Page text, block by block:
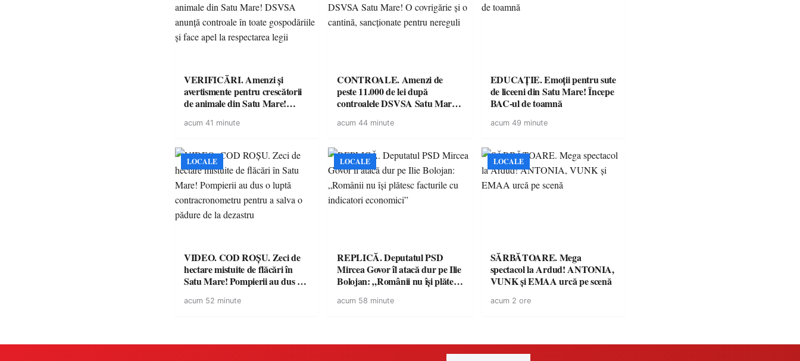
VERIFICĂRI. Amenzi și
avertismente pentru crescătorii
de animale din Satu Mare!
toate gospodăriile și face apel la
acum 41 minute
CONTROALE. Amenzi de
peste 11.000 de lei după
controalele DSVSA Satu Mare!
sancționate pentru nereguli
acum 44 minute
EDUCAȚIE. Emoții pentru sute
de liceeni din Satu Mare! Începe
BAC-ul de toamnă
acum 49 minute
LOCALE
VIDEO. COD ROȘU. Zeci de
hectare mistuite de flăcări în
Satu Mare! Pompierii au dus o
a salva o pădure de la dezastru
acum 52 minute
LOCALE
REPLICĂ. Deputatul PSD
Mircea Govor îl atacă dur pe Ilie
Bolojan: „Românii nu își plătesc
economici”
acum 58 minute
LOCALE
SĂRBĂTOARE. Mega
spectacol la Ardud! ANTONIA,
VUNK și EMAA urcă pe scenă
acum 2 ore